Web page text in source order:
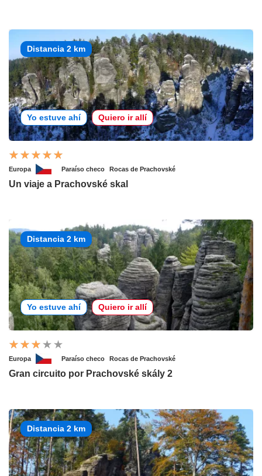
Distancia 2 km
Yo estuve ahí Quiero ir allí
Europa Paraíso checo Rocas de Prachovské
Un viaje a Prachovské skal
Distancia 2 km
Yo estuve ahí Quiero ir allí
Europa Paraíso checo Rocas de Prachovské
Gran circuito por Prachovské skály 2
Distancia 2 km